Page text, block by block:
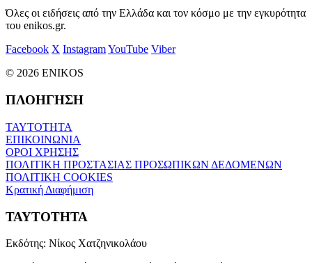
Όλες οι ειδήσεις από την Ελλάδα και τον κόσμο με την εγκυρότητα
του enikos.gr.
Facebook X InstagramYouTube Viber
© 2026 ENIKOS
ΠΛΟΗΓΗΣΗ
ΤΑΥΤΟΤΗΤΑ
ΕΠΙΚΟΙΝΩΝΙΑ
ΟΡΟΙ ΧΡΗΣΗΣ
ΠΟΛΙΤΙΚΗ ΠΡΟΣΤΑΣΙΑΣ ΠΡΟΣΩΠΙΚΩΝ ΔΕΔΟΜΕΝΩΝ
ΠΟΛΙΤΙΚΗ COOKIES
Κρατική Διαφήμιση
ΤΑΥΤΟΤΗΤΑ
Εκδότης: Νίκος Χατζηνικολάου